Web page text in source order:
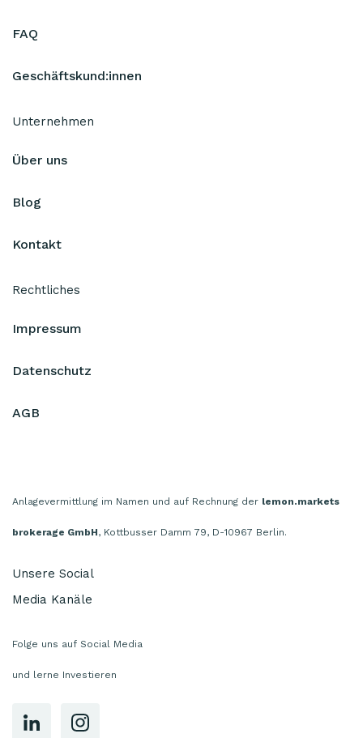
FAQ
Geschäftskund:innen
Unternehmen
Über uns
Blog
Kontakt
Rechtliches
Impressum
Datenschutz
AGB
Anlagevermittlung im Namen und auf Rechnung der lemon.markets
brokerage GmbH, Kottbusser Damm 79, D-10967 Berlin.
Unsere Social
Media Kanäle
Folge uns auf Social Media
und lerne Investieren